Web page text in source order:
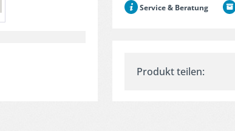
Service & Beratung
Produkt teilen: